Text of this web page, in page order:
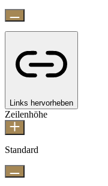
Links hervorheben
Zeilenhöhe
Standard